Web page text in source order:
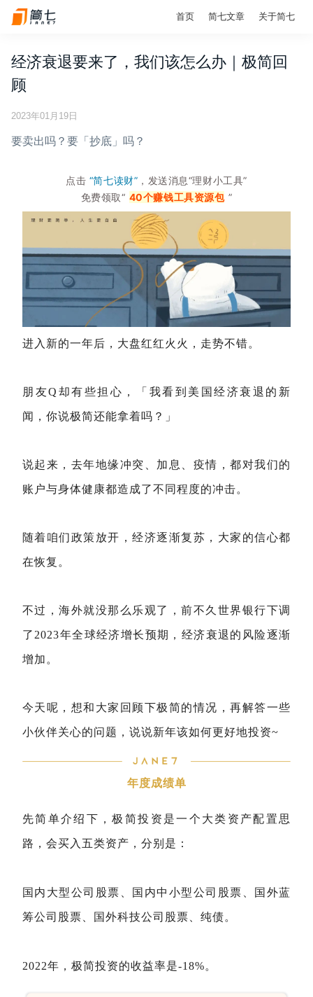
首页 简七文章 关于简七
经济衰退要来了，我们该怎么办｜极简回
顾
2023年01月19日
要卖出吗？要「抄底」吗？
点击 “简七读财” ，发送消息“理财小工具”
免费领取“ 40个赚钱工具资源包 ”
进入新的一年后，大盘红红火火，走势不错。
朋友Q却有些担心，「我看到美国经济衰退的新
闻，你说极简还能拿着吗？」
说起来，去年地缘冲突、加息、疫情，都对我们的
账户与身体健康都造成了不同程度的冲击。
随着咱们政策放开，经济逐渐复苏，大家的信心都
在恢复。
不过，海外就没那么乐观了，前不久世界银行下调
了2023年全球经济增长预期，经济衰退的风险逐渐
增加。
今天呢，想和大家回顾下极简的情况，再解答一些
小伙伴关心的问题，说说新年该如何更好地投资~
年度成绩单
先简单介绍下，极简投资是一个大类资产配置思
路，会买入五类资产，分别是：
国内大型公司股票、国内中小型公司股票、国外蓝
筹公司股票、国外科技公司股票、纯债。
2022年，极简投资的收益率是-18%。